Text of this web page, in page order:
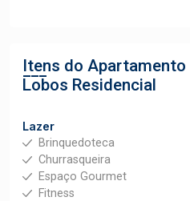
Itens do Apartamento
Lobos Residencial
Lazer
Brinquedoteca
Churrasqueira
Espaço Gourmet
Fitness